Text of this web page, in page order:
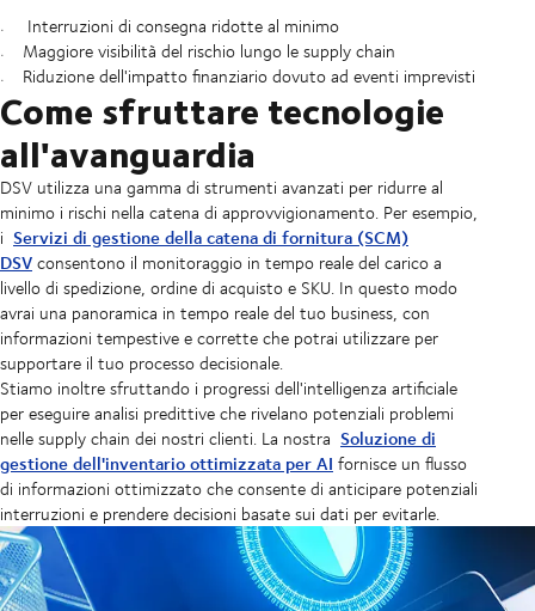
Interruzioni di consegna ridotte al minimo
Maggiore visibilità del rischio lungo le supply chain
Riduzione dell'impatto finanziario dovuto ad eventi imprevisti
Come sfruttare tecnologie
all'avanguardia
DSV utilizza una gamma di strumenti avanzati per ridurre al
minimo i rischi nella catena di approvvigionamento. Per esempio,
i Servizi di gestione della catena di fornitura (SCM)
DSVconsentono il monitoraggio in tempo reale del carico a
livello di spedizione, ordine di acquisto e SKU. In questo modo
avrai una panoramica in tempo reale del tuo business, con
informazioni tempestive e corrette che potrai utilizzare per
supportare il tuo processo decisionale.
Stiamo inoltre sfruttando i progressi dell'intelligenza artificiale
per eseguire analisi predittive che rivelano potenziali problemi
nelle supply chain dei nostri clienti. La nostra Soluzione di
gestione dell'inventario ottimizzata per AI fornisce un flusso
di informazioni ottimizzato che consente di anticipare potenziali
interruzioni e prendere decisioni basate sui dati per evitarle.